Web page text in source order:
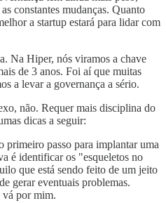
constantes mudanças. Quanto
a startup estará para lidar com
Na Hiper, nós viramos a chave
de 3 anos. Foi aí que muitas
a levar a governança a sério.
não. Requer mais disciplina do
dicas a seguir:
primeiro passo para implantar uma
é identificar os "esqueletos no
que está sendo feito de um jeito
gerar eventuais problemas.
vá por mim.